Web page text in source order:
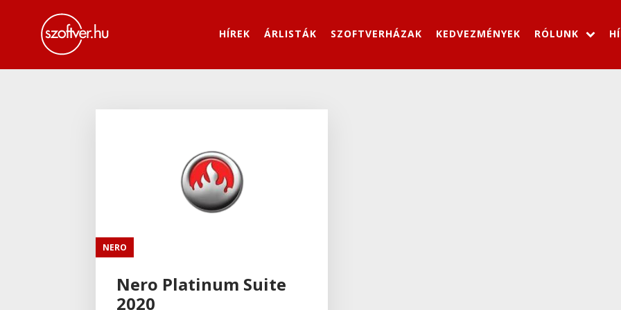
HÍREK ÁRLISTÁK SZOFTVERHÁZAK KEDVEZMÉNYEK RÓLUNK
NERO
Nero Platinum Suite
2020